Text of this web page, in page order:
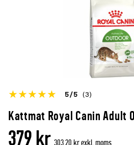
Kattmat Royal Canin Adult
Betyget
denna
5 5 (3)
Öppna
379 kr 303,20 kr exkl. moms